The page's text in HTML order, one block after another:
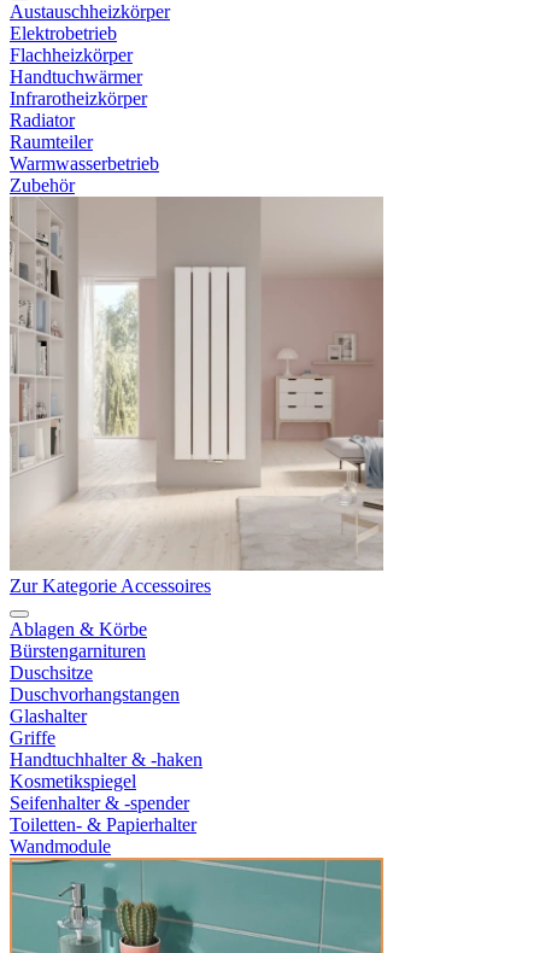
Austauschheizkörper
Elektrobetrieb
Flachheizkörper
Handtuchwärmer
Infrarotheizkörper
Radiator
Raumteiler
Warmwasserbetrieb
Zubehör
Zur Kategorie Accessoires
Ablagen & Körbe
Bürstengarnituren
Duschsitze
Duschvorhangstangen
Glashalter
Griffe
Handtuchhalter & -haken
Kosmetikspiegel
Seifenhalter & -spender
Toiletten- & Papierhalter
Wandmodule